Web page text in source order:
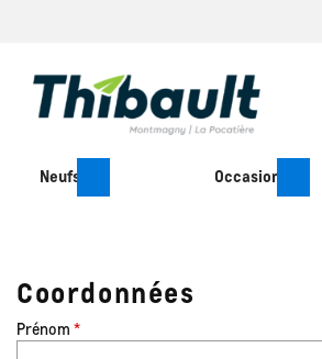
Neufs Occasion
Coordonnées
Prénom *